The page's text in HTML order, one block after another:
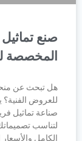
صنع
المخصصة
هل تبحث عن
للعروض
صناعة تماثيل
لتناسب
الكامل والأسعار